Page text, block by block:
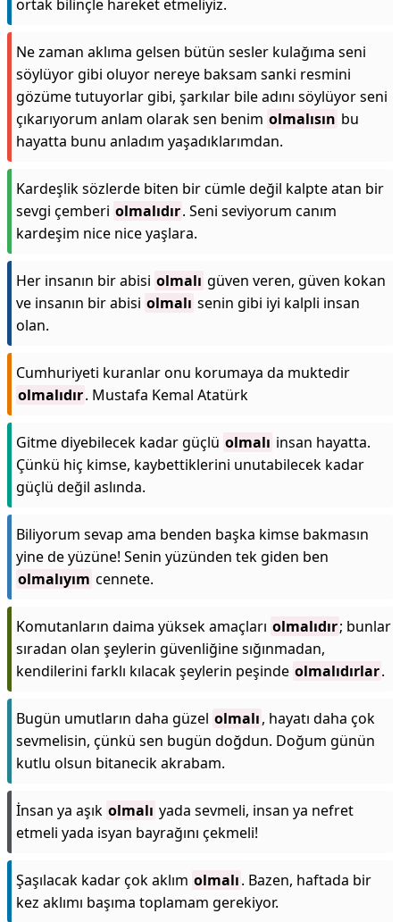
ortak bilinçle hareket etmeliyiz.
Ne zaman aklıma gelsen bütün sesler kulağıma seni
söylüyor gibi oluyor nereye baksam sanki resmini
gözüme tutuyorlar gibi, şarkılar bile adını söylüyor seni
çıkarıyorum anlam olarak sen benim olmalısın bu
hayatta bunu anladım yaşadıklarımdan.
Kardeşlik sözlerde biten bir cümle değil kalpte atan bir
sevgi çemberi olmalıdır. Seni seviyorum canım
kardeşim nice nice yaşlara.
Her insanın bir abisi olmalı güven veren, güven kokan
ve insanın bir abisi olmalı senin gibi iyi kalpli insan
olan.
Cumhuriyeti kuranlar onu korumaya da muktedir
olmalıdır. Mustafa Kemal Atatürk
Gitme diyebilecek kadar güçlü olmalı insan hayatta.
Çünkü hiç kimse, kaybettiklerini unutabilecek kadar
güçlü değil aslında.
Biliyorum sevap ama benden başka kimse bakmasın
yine de yüzüne! Senin yüzünden tek giden ben
olmalıyım cennete.
Komutanların daima yüksek amaçları olmalıdır; bunlar
sıradan olan şeylerin güvenliğine sığınmadan,
kendilerini farklı kılacak şeylerin peşinde olmalıdırlar.
Bugün umutların daha güzel olmalı, hayatı daha çok
sevmelisin, çünkü sen bugün doğdun. Doğum günün
kutlu olsun bitanecik akrabam.
İnsan ya aşık olmalı yada sevmeli, insan ya nefret
etmeli yada isyan bayrağını çekmeli!
Şaşılacak kadar çok aklım olmalı. Bazen, haftada bir
kez aklımı başıma toplamam gerekiyor.